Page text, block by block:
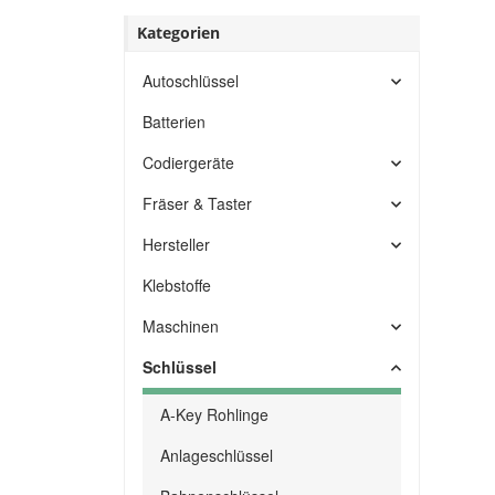
Kategorien
Autoschlüssel
Batterien
Codiergeräte
Fräser & Taster
Hersteller
Klebstoffe
Maschinen
Schlüssel
A-Key Rohlinge
Anlageschlüssel